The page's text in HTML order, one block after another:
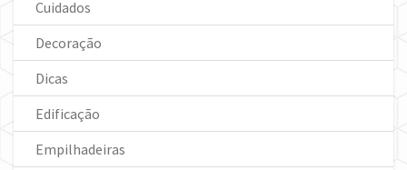
Cuidados
Decoração
Dicas
Edificação
Empilhadeiras